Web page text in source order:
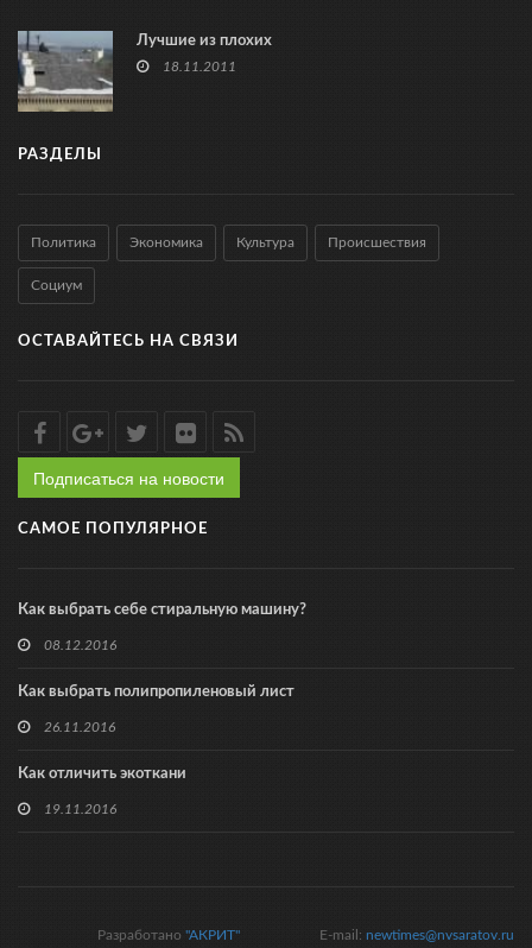
Лучшие из плохих
18.11.2011
РАЗДЕЛЫ
Политика Экономика Культура Происшествия
Социум
ОСТАВАЙТЕСЬ НА СВЯЗИ
Подписаться на новости
САМОЕ ПОПУЛЯРНОЕ
Как выбрать себе стиральную машину?
08.12.2016
Как выбрать полипропиленовый лист
26.11.2016
Как отличить экоткани
19.11.2016
E-mail: newtimes@nvsaratov.ru
Разработано "АКРИТ"